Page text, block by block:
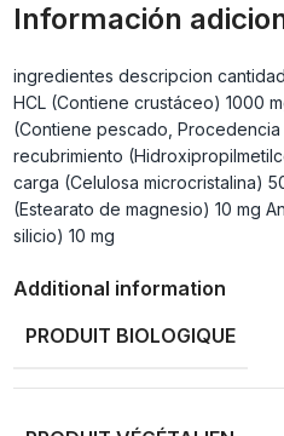
Información
ingredientes descripcion
HCL (Contiene crustáceo) 1000
(Contiene pescado,
recubrimiento
carga (Celulosa microcristalina)
(Estearato de magnesio) 10 mg
silicio) 10 mg
Additional information
PRODUIT BIOLOGIQUE